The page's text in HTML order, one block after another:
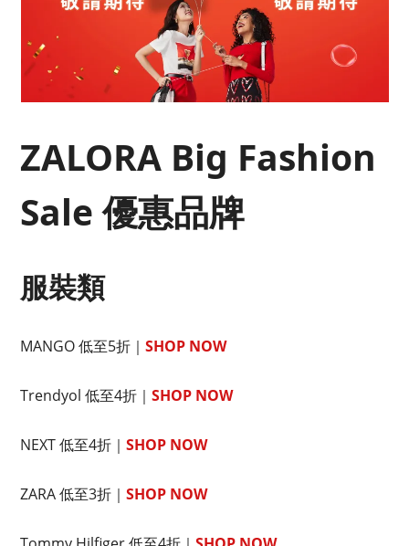
ZALORA Big Fashion
Sale 優惠品牌
服裝類
MANGO 低至5折｜SHOP NOW
Trendyol 低至4折｜SHOP NOW
NEXT 低至4折｜SHOP NOW
ZARA 低至3折｜SHOP NOW